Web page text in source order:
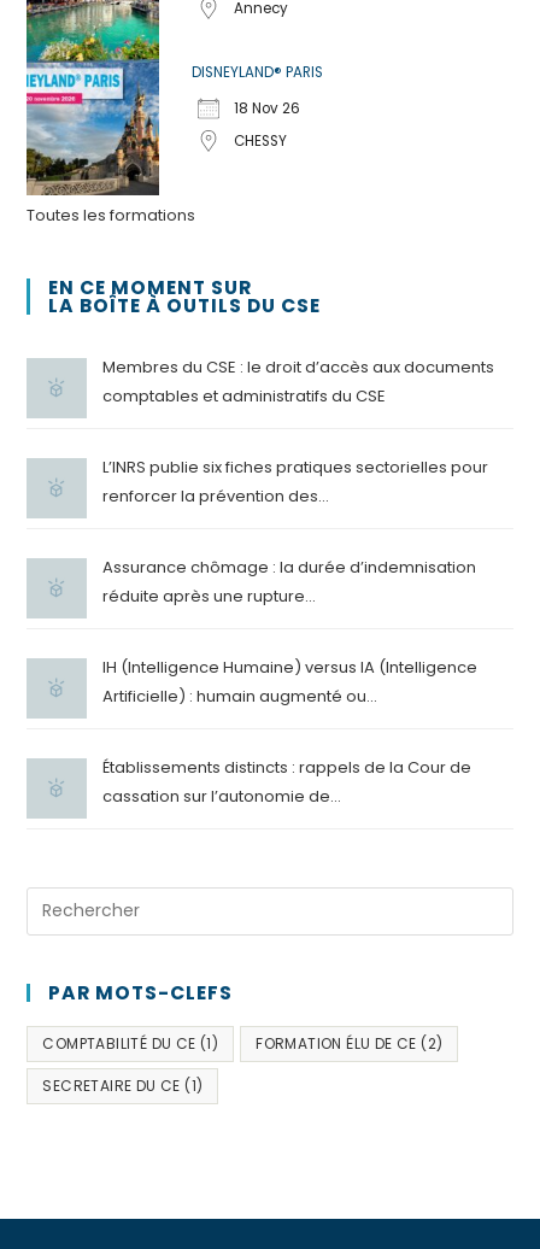
Annecy
DISNEYLAND® PARIS
18 Nov 26
CHESSY
Toutes les formations
EN CE MOMENT SUR
LA BOÎTE À OUTILS DU CSE
Membres du CSE : le droit d’accès aux documents
comptables et administratifs du CSE
L’INRS publie six fiches pratiques sectorielles pour
renforcer la prévention des...
Assurance chômage : la durée d’indemnisation
réduite après une rupture...
IH (Intelligence Humaine) versus IA (Intelligence
Artificielle) : humain augmenté ou...
Établissements distincts : rappels de la Cour de
cassation sur l’autonomie de...
PAR MOTS-CLEFS
COMPTABILITÉ DU CE (1) FORMATION ÉLU DE CE (2)
SECRETAIRE DU CE (1)